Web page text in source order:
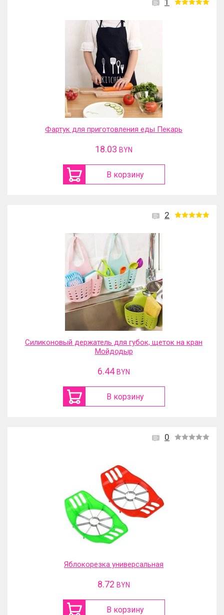
1
Фартук для приготовления еды Пекарь
18.03 BYN
В корзину
2
Силиконовый держатель для губок, щеток на кран
Мойдодыр
6.44 BYN
В корзину
0
Яблокорезка универсальная
8.72 BYN
В корзину